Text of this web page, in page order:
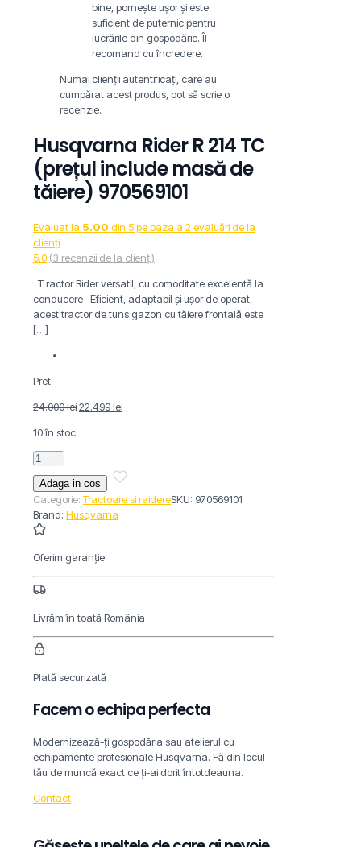
bine, pornește ușor și este
suficient de puternic pentru
lucrările din gospodărie. Îl
recomand cu încredere.
Numai clienții autentificați, care au
cumpărat acest produs, pot să scrie o
recenzie.
Husqvarna Rider R 214 TC
(prețul include masă de
tăiere) 970569101
Evaluat la 5.00 din 5 pe baza a 2evaluări de la
clienți
5.0 (3 recenzii de la clienți)
T ractor Rider versatil, cu comoditate excelentă la
conducere Eficient, adaptabil și ușor de operat,
acest tractor de tuns gazon cu tăiere frontală este
[…]
Pret
24.000leiPrețul
24.000 lei.
22.499leiPrețul
10 în stoc
Cantitate
Husqvarna
Rider
R
214
TC
include
masă
de
tăiere)
970569101
Adaga in cos
Categorie:Tractoare si raidereSKU: 970569101
Brand: Husqvarna
Oferim garanție
Livrăm în toată România
Plată securizată
Facem o echipa perfecta
Modernizează-ți gospodăria sau atelierul cu
echipamente profesionale Husqvarna. Fă din locul
tău de muncă exact ce ți-ai dorit întotdeauna.
Contact